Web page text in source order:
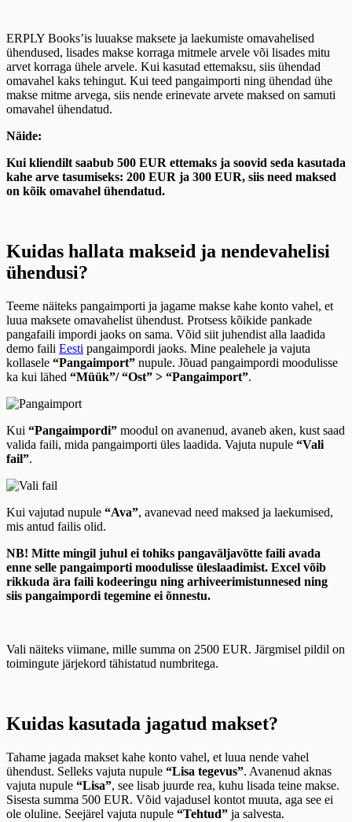
ERPLY Books’is luuakse maksete ja laekumiste omavahelised
ühendused, lisades makse korraga mitmele arvele või lisades mitu
arvet korraga ühele arvele. Kui kasutad ettemaksu, siis ühendad
omavahel kaks tehingut. Kui teed pangaimporti ning ühendad ühe
makse mitme arvega, siis nende erinevate arvete maksed on samuti
omavahel ühendatud.
Näide:
Kui kliendilt saabub 500 EUR ettemaks ja soovid seda kasutada
kahe arve tasumiseks: 200 EUR ja 300 EUR, siis need maksed
on kõik omavahel ühendatud.
Kuidas hallata makseid ja nendevahelisi
ühendusi?
Teeme näiteks pangaimporti ja jagame makse kahe konto vahel, et
luua maksete omavahelist ühendust. Protsess kõikide pankade
pangafaili impordi jaoks on sama. Võid siit juhendist alla laadida
demo faili Eesti pangaimpordi jaoks. Mine pealehele ja vajuta
kollasele “Pangaimport” nupule. Jõuad pangaimpordi moodulisse
ka kui lähed “Müük”/ “Ost” > “Pangaimport”.
Kui “Pangaimpordi” moodul on avanenud, avaneb aken, kust saad
valida faili, mida pangaimporti üles laadida. Vajuta nupule “Vali
fail”.
Kui vajutad nupule “Ava”, avanevad need maksed ja laekumised,
mis antud failis olid.
NB! Mitte mingil juhul ei tohiks pangaväljavõtte faili avada
enne selle pangaimporti moodulisse üleslaadimist. Excel võib
rikkuda ära faili kodeeringu ning arhiveerimistunnesed ning
siis pangaimpordi tegemine ei õnnestu.
Vali näiteks viimane, mille summa on 2500 EUR. Järgmisel pildil on
toimingute järjekord tähistatud numbritega.
Kuidas kasutada jagatud makset?
Tahame jagada makset kahe konto vahel, et luua nende vahel
ühendust. Selleks vajuta nupule “Lisa tegevus”. Avanenud aknas
vajuta nupule “Lisa”, see lisab juurde rea, kuhu lisada teine makse.
Sisesta summa 500 EUR. Võid vajadusel kontot muuta, aga see ei
ole oluline. Seejärel vajuta nupule “Tehtud” ja salvesta.